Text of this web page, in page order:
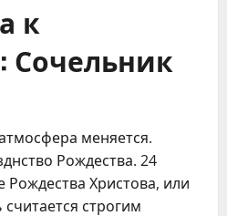
к
Сочельник
меняется.
Рождества. 24
Христова, или
строгим